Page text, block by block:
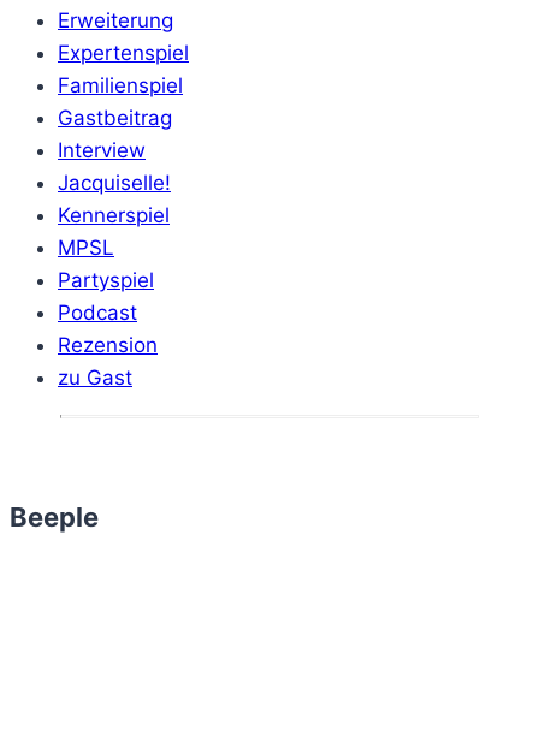
Erweiterung
Expertenspiel
Familienspiel
Gastbeitrag
Interview
Jacquiselle!
Kennerspiel
MPSL
Partyspiel
Podcast
Rezension
zu Gast
Beeple